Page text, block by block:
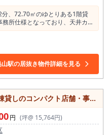
検討候補となります。 六本木エ
舗」ではなく、「知っている人
で単価を取る店舗」「二軒目・
りたい方に向いています。 港
している方、カラオケ可の夜業
バーやラウンジを開業したい方
、既存内装、業態適性のバラン
徒歩7分、約13坪、カラオケ可
という条件は、夜業態の開業希
です。 六本木エリアは
。 既存内装を活かしながら、会
シーシャ・ラウンジ営業など、
業を検討したい方は、まずは現
囲気、席配置、カラオケ利用環
確認することで、出店判断がし
、72.70㎡のゆとりある1階貸
所仕様となっており、天井カセ
ニキッチンなどが備わっている
スタートしたい方にもおすすめ
務所や各種スクール、サービス
業種でご検討いただけます。 ま
駐車場2台付きであること。 車
い事業にも便利な環境です。 1
性にも優れており、荷物の搬入
渡しのため、既存設備を活用し
世田谷区内で店舗・事務所をお
。
駅の居抜き物件詳細を見る
【墨田区・東向島駅徒歩7分】一棟貸しのコンパクト店舗・事務所/低コストで始められる/6坪
円 (坪@ 15,764円)